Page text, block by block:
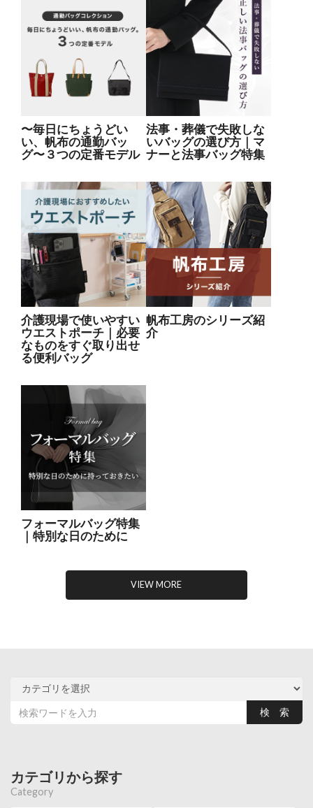
〜毎日にちょうどい
い、帆布の通勤バッ
グ〜３つの定番モデル
法事・葬儀で失敗しな
いバッグの選び方｜マ
ナーと法事バッグ特集
介護現場で使いやすい
ウエストポーチ｜必要
なものをすぐ取り出せ
る便利バッグ
帆布工房のシリーズ紹
介
フォーマルバッグ特集
｜特別な日のために
VIEW MORE
カテゴリから探す
Category